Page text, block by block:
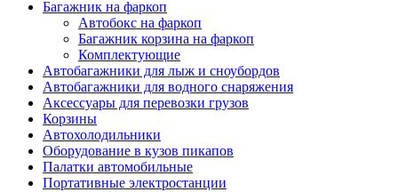
Багажник на фаркоп
Автобокс на фаркоп
Багажник корзина на фаркоп
Комплектующие
Автобагажники для лыж и сноубордов
Автобагажники для водного снаряжения
Аксессуары для перевозки грузов
Корзины
Автохолодильники
Оборудование в кузов пикапов
Палатки автомобильные
Портативные электростанции